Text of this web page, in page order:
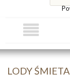
LODY